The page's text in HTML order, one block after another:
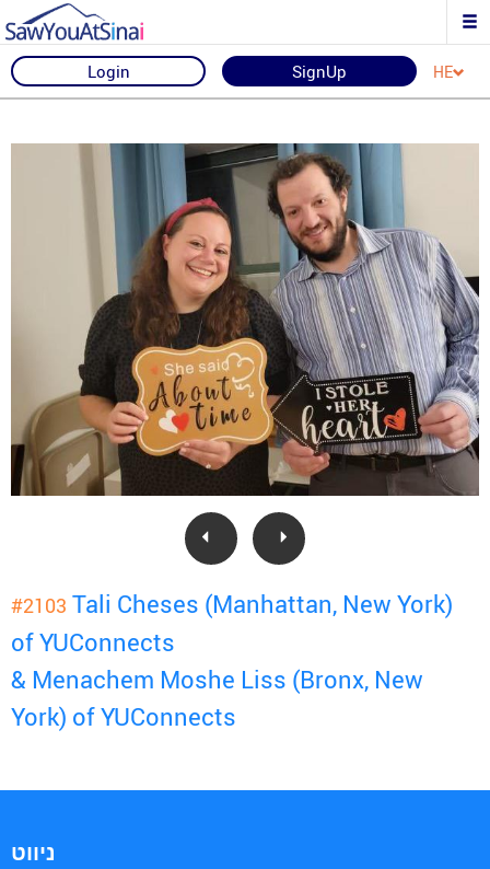
Login SignUp HE
#2103 Tali Cheses (Manhattan, New York)
of YUConnects
& Menachem Moshe Liss (Bronx, New
York) of YUConnects
ניווט